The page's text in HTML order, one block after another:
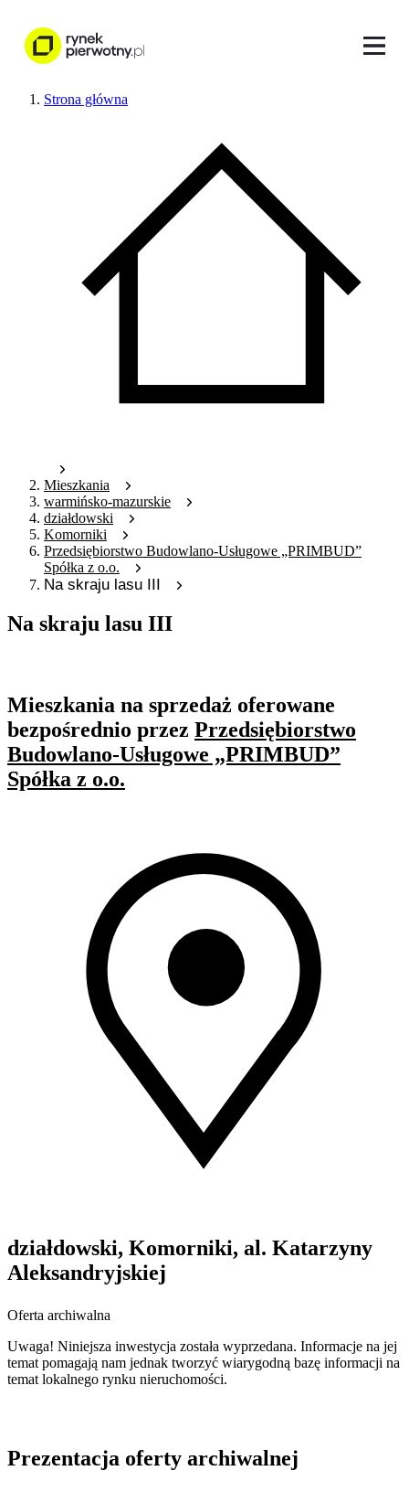
Strona główna
Mieszkania
warmińsko-mazurskie
działdowski
Komorniki
Przedsiębiorstwo Budowlano-Usługowe „PRIMBUD”
Spółka z o.o.
Na skraju lasu III
Na skraju lasu III
Mieszkania na sprzedaż oferowane
bezpośrednio przez Przedsiębiorstwo
Budowlano-Usługowe „PRIMBUD”
Spółka z o.o.
działdowski, Komorniki, al. Katarzyny
Aleksandryjskiej
Oferta archiwalna
Uwaga! Niniejsza inwestycja została wyprzedana. Informacje na jej
temat pomagają nam jednak tworzyć wiarygodną bazę informacji na
temat lokalnego rynku nieruchomości.
Prezentacja oferty archiwalnej